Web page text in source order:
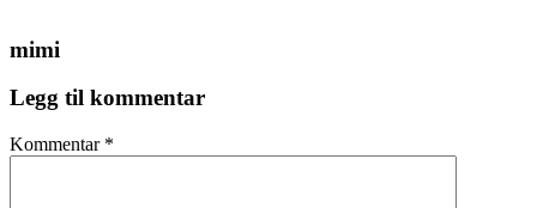
mimi
Legg til kommentar
Kommentar *